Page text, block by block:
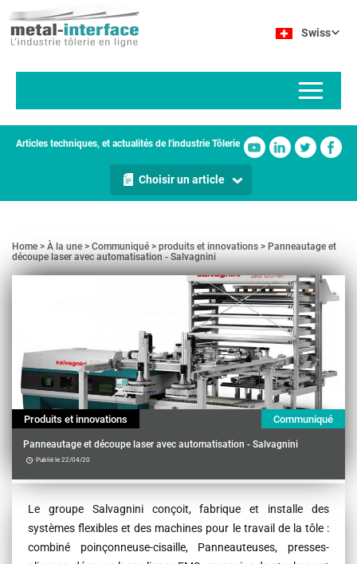
au
contenu
Swiss
Articles techniques, et actualités de l'industrie Tôlerie
Choisir un article
Home À la une Communiqué produits et innovations
Panneautage et
découpe laser avec automatisation - Salvagnini
Produits et innovations Communiqué
Panneautage et découpe laser avec automatisation - Salvagnini
Publié le 22/04/20
Contenu
Le groupe Salvagnini conçoit, fabrique et installe des
systèmes flexibles et des machines pour le travail de la tôle :
combiné poinçonneuse-cisaille, Panneauteuses, presses-